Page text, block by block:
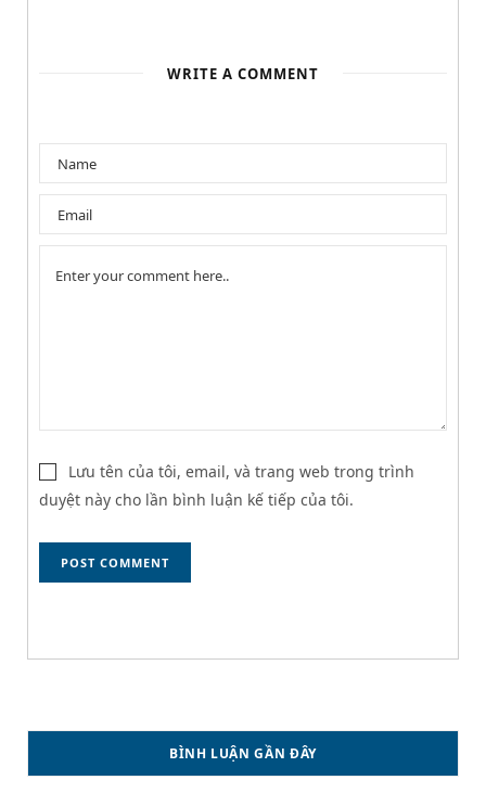
WRITE A COMMENT
Lưu tên của tôi, email, và trang web trong trình
duyệt này cho lần bình luận kế tiếp của tôi.
BÌNH LUẬN GẦN ĐÂY